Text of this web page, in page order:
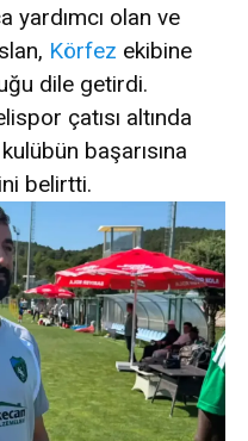
yardımcı olan ve
Körfez ekibine
dile getirdi.
çatısı altında
başarısına
belirtti.